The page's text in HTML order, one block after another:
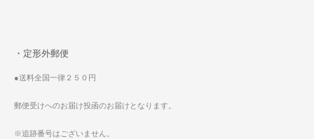
・定形外郵便
●送料全国一律２５０円
郵便受けへのお届け投函のお届けとなります。
※追跡番号はございません。